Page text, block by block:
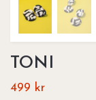
TONI
499 kr